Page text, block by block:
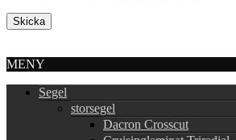
MENY
Segel
storsegel
Dacron Crosscut